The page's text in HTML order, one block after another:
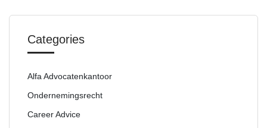
Categories
Alfa Advocatenkantoor
Ondernemingsrecht
Career Advice